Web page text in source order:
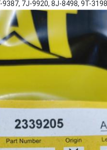
9387, 7J-9920, 8J-8498, 9T-